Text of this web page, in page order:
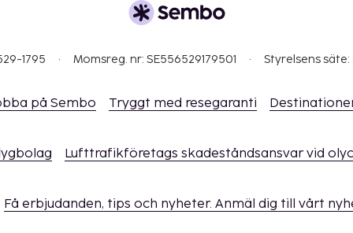
att avgifter och
kan komma att
EUR 1000, på
bokningsbekräftelsen.
1795 Momsreg. nr: SE556529179501 Styrelsens
på Sembo Tryggt med resegaranti
Lufttrafikföretags skadeståndsansvar vid
Få erbjudanden, tips och nyheter. Anmäl dig till vårt